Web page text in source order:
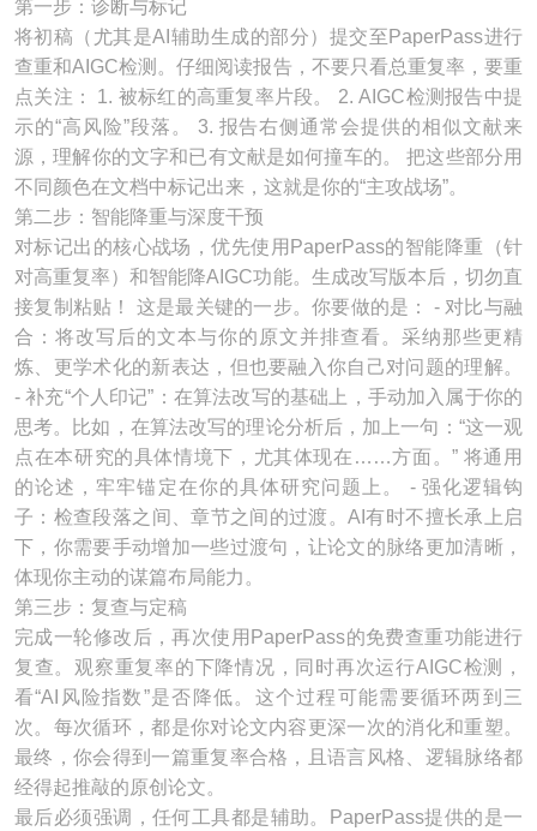
第一步：诊断与标记
将初稿（尤其是AI辅助生成的部分）提交至PaperPass进行
查重和AIGC检测。仔细阅读报告，不要只看总重复率，要重
点关注： 1. 被标红的高重复率片段。 2. AIGC检测报告中提
示的“高风险”段落。 3. 报告右侧通常会提供的相似文献来
源，理解你的文字和已有文献是如何撞车的。 把这些部分用
不同颜色在文档中标记出来，这就是你的“主攻战场”。
第二步：智能降重与深度干预
对标记出的核心战场，优先使用PaperPass的智能降重（针
对高重复率）和智能降AIGC功能。生成改写版本后，切勿直
接复制粘贴！ 这是最关键的一步。你要做的是： - 对比与融
合：将改写后的文本与你的原文并排查看。采纳那些更精
炼、更学术化的新表达，但也要融入你自己对问题的理解。
- 补充“个人印记”：在算法改写的基础上，手动加入属于你的
思考。比如，在算法改写的理论分析后，加上一句：“这一观
点在本研究的具体情境下，尤其体现在……方面。” 将通用
的论述，牢牢锚定在你的具体研究问题上。 - 强化逻辑钩
子：检查段落之间、章节之间的过渡。AI有时不擅长承上启
下，你需要手动增加一些过渡句，让论文的脉络更加清晰，
体现你主动的谋篇布局能力。
第三步：复查与定稿
完成一轮修改后，再次使用PaperPass的免费查重功能进行
复查。观察重复率的下降情况，同时再次运行AIGC检测，
看“AI风险指数”是否降低。这个过程可能需要循环两到三
次。每次循环，都是你对论文内容更深一次的消化和重塑。
最终，你会得到一篇重复率合格，且语言风格、逻辑脉络都
经得起推敲的原创论文。
最后必须强调，任何工具都是辅助。PaperPass提供的是一